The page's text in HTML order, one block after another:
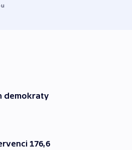
demokraty
176,6